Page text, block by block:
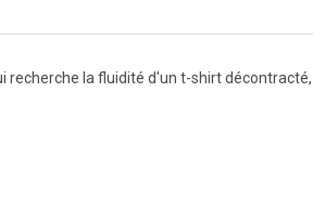
la fluidité d'un t-shirt